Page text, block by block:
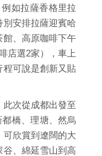
如拉薩香格里拉
安排拉薩迎賓哈
、高原咖啡下午
店選2家），車上
可說是創新又貼
次從成都出發至
橋、理塘、然烏
欣賞到遼闊的大
、綿延雪山到高